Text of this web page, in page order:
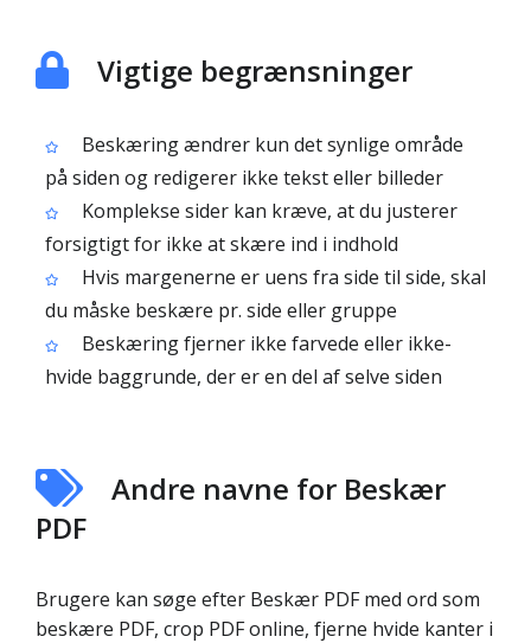
Vigtige begrænsninger
Beskæring ændrer kun det synlige område
på siden og redigerer ikke tekst eller billeder
Komplekse sider kan kræve, at du justerer
forsigtigt for ikke at skære ind i indhold
Hvis margenerne er uens fra side til side, skal
du måske beskære pr. side eller gruppe
Beskæring fjerner ikke farvede eller ikke-
hvide baggrunde, der er en del af selve siden
Andre navne for Beskær
PDF
Brugere kan søge efter Beskær PDF med ord som
beskære PDF, crop PDF online, fjerne hvide kanter i